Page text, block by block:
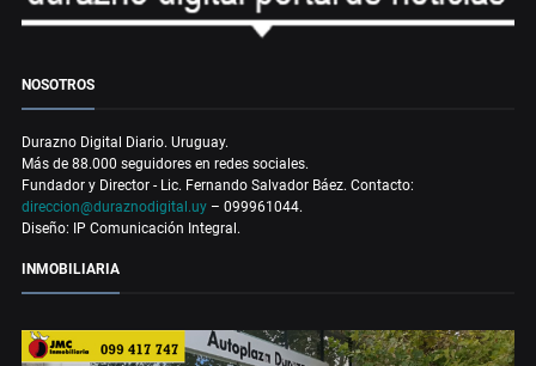
NOSOTROS
Durazno Digital Diario. Uruguay.
Más de 88.000 seguidores en redes sociales.
Fundador y Director - Lic. Fernando Salvador Báez. Contacto:
direccion@duraznodigital.uy – 099961044.
Diseño: IP Comunicación Integral.
INMOBILIARIA